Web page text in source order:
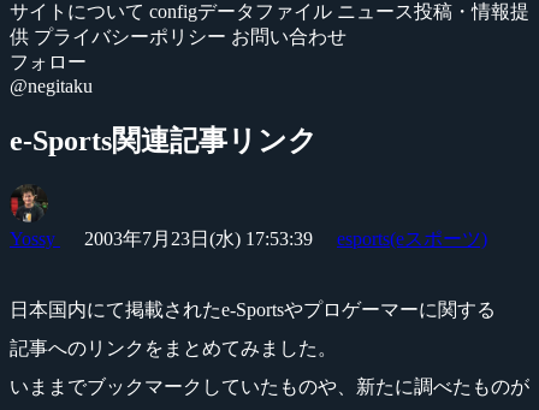
サイトについて configデータファイル ニュース投稿・情報提
供 プライバシーポリシー お問い合わせ
フォロー
@negitaku
e-Sports関連記事リンク
Yossy 2003年7月23日(水) 17:53:39 esports(eスポーツ)
日本国内にて掲載されたe-Sportsやプロゲーマーに関する
記事へのリンクをまとめてみました。
いままでブックマークしていたものや、新たに調べたものが